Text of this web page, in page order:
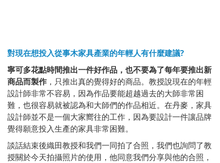
對現在想投入從事木家具產業的年輕人有什麼建議?
寧可多花點時間推出一件好作品，也不要為了每年要推出新
商品而製作 ，只推出真的覺得好的商品。教授說現在的年輕
設計師非常不容易，因為作品要能超越過去的大師非常困
難，也很容易就被認為和大師們的作品相近。在丹麥，家具
設計師並不是一個大家嚮往的工作，因為要設計一件讓品牌
覺得願意投入生產的家具非常困難。
談話結束後織田教授和我們一同拍了合照，我們也詢問了教
授關於今天拍攝照片的使用，他同意我們分享與他的合照，